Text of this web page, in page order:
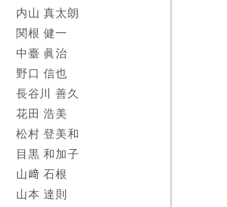
内山 真太朗
関根 健一
中臺 眞治
野口 信也
長谷川 善久
花田 浩美
松村 登美和
目黒 和加子
山﨑 石根
山本 達則